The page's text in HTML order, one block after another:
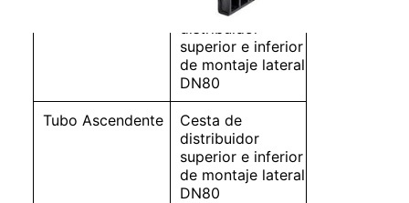
Cesta de
distribuidor
superior e inferior
de montaje lateral
DN80
Tubo Ascendente
Cesta de
distribuidor
superior e inferior
de montaje lateral
DN80